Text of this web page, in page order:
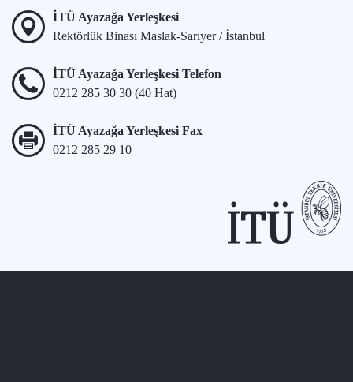
İTÜ Ayazağa Yerleşkesi
Rektörlük Binası Maslak-Sarıyer / İstanbul
İTÜ Ayazağa Yerleşkesi Telefon
0212 285 30 30 (40 Hat)
İTÜ Ayazağa Yerleşkesi Fax
0212 285 29 10